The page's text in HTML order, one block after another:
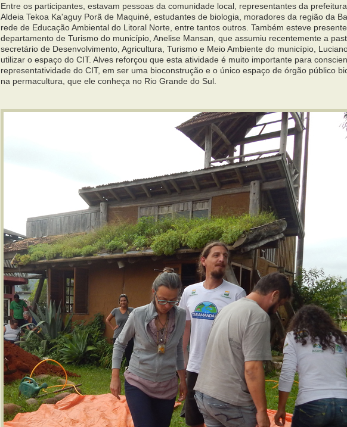
Entre os participantes, estavam pessoas da comunidade local, representantes da
Aldeia Tekoa Ka'aguy Porã de Maquiné, estudantes de biologia, moradores da região da
rede de Educação Ambiental do Litoral Norte, entre tantos outros. Também esteve
departamento de Turismo do município, Anelise Mansan, que assumiu recentemente a
secretário de Desenvolvimento, Agricultura, Turismo e Meio Ambiente do município,
utilizar o espaço do CIT. Alves reforçou que esta atividade é muito importante para
representatividade do CIT, em ser uma bioconstrução e o único espaço de órgão público
na permacultura, que ele conheça no Rio Grande do Sul.